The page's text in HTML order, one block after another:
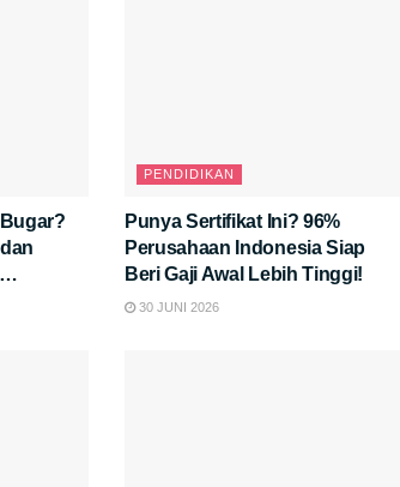
PENDIDIKAN
Punya Sertifikat Ini? 96%
Perusahaan Indonesia Siap
Beri Gaji Awal Lebih Tinggi!
30 JUNI 2026